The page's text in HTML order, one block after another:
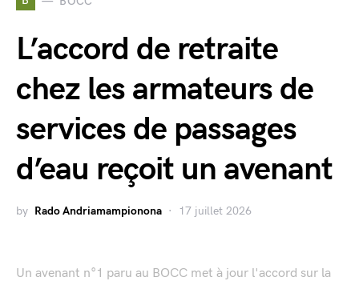
L’accord de retraite
chez les armateurs de
services de passages
d’eau reçoit un avenant
by Rado Andriamampionona 17 juillet 2026
Un avenant n°1 paru au BOCC met à jour l'accord sur la